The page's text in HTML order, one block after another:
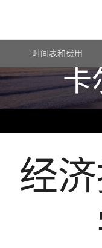
时间表和费用
卡
经